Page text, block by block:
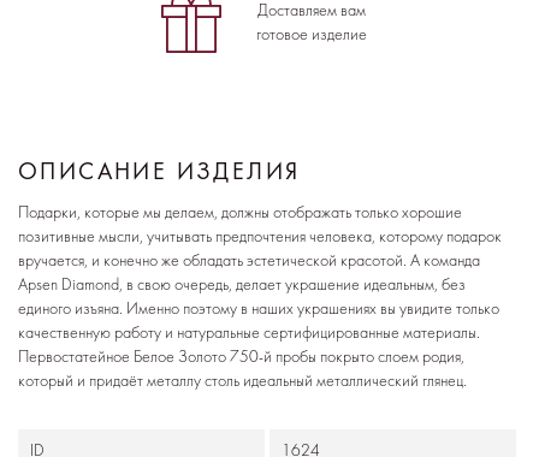
Доставляем вам
готовое изделие
ОПИСАНИЕ ИЗДЕЛИЯ
Подарки, которые мы делаем, должны отображать только хорошие
позитивные мысли, учитывать предпочтения человека, которому подарок
вручается, и конечно же обладать эстетической красотой. А команда
Apsen Diamond, в свою очередь, делает украшение идеальным, без
единого изъяна. Именно поэтому в наших украшениях вы увидите только
качественную работу и натуральные сертифицированные материалы.
Первостатейное Белое Золото 750-й пробы покрыто слоем родия,
который и придаёт металлу столь идеальный металлический глянец.
ID 1624